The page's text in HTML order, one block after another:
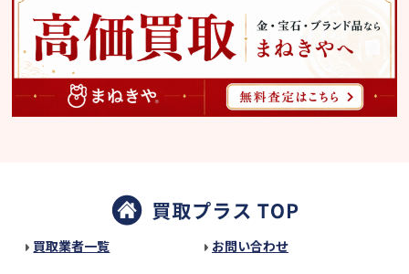
買取業者一覧 お問い合わせ